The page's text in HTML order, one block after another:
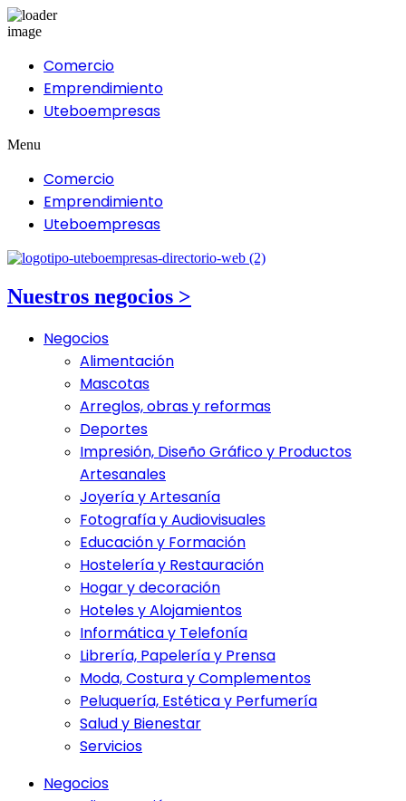
Comercio
Emprendimiento
Uteboempresas
Menu
Comercio
Emprendimiento
Uteboempresas
Nuestros negocios >
Negocios
Alimentación
Mascotas
Arreglos, obras y reformas
Deportes
Impresión, Diseño Gráfico y Productos
Artesanales
Joyería y Artesanía
Fotografía y Audiovisuales
Educación y Formación
Hostelería y Restauración
Hogar y decoración
Hoteles y Alojamientos
Informática y Telefonía
Librería, Papelería y Prensa
Moda, Costura y Complementos
Peluquería, Estética y Perfumería
Salud y Bienestar
Servicios
Negocios